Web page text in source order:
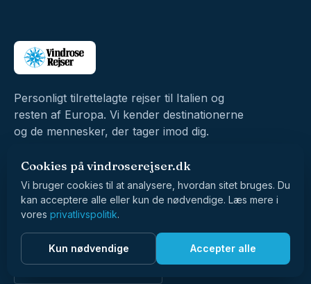
Personligt tilrettelagte rejser til Italien og
resten af Europa. Vi kender destinationerne
og de mennesker, der tager imod dig.
mail@vindroserejser.dk
Man–tor 10–17, fre 10–16
Cookies på vindroserejser.dk
Vi bruger cookies til at analysere, hvordan sitet bruges. Du
kan acceptere alle eller kun de nødvendige. Læs mere i
vores privatlivspolitik.
Kun nødvendige Accepter alle